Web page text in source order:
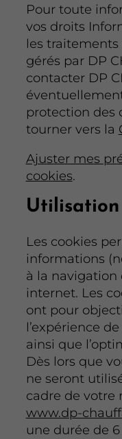
Pour toute
vos droits
les
gérés par DP
contacter DP
protection des
tourner vers la
Ajuster mes
cookies.
Utilisation
Les cookies
informations
à la navigation
internet. Les
ont pour
l’expérience
ainsi que
Dès lors que
ne seront
cadre de votre
www.dp-
une durée de